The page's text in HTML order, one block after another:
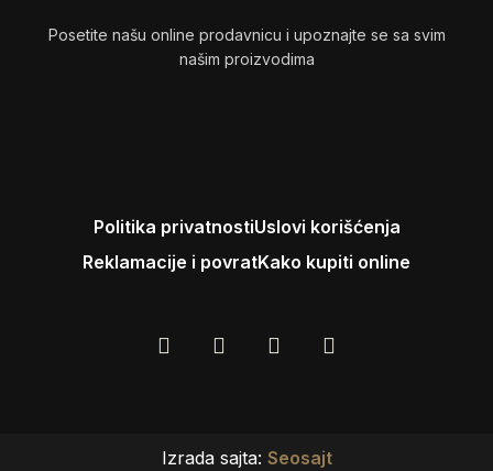
Posetite našu online prodavnicu i upoznajte se sa svim
našim proizvodima
Politika privatnostiUslovi korišćenja
Reklamacije i povratKako kupiti online
Izrada sajta: Seosajt